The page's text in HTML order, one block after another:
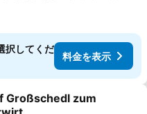
択してくだ
料金を表示
に入りに追加
Großschedl zum